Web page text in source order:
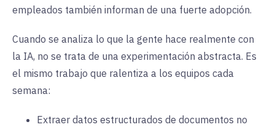
empleados también informan de una fuerte adopción.
Cuando se analiza lo que la gente hace realmente con
la IA, no se trata de una experimentación abstracta. Es
el mismo trabajo que ralentiza a los equipos cada
semana:
Extraer datos estructurados de documentos no